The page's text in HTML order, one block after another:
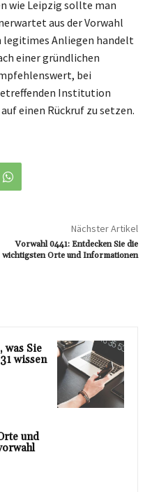
wie Leipzig sollte man
aus der Vorwahl
legitimes Anliegen handelt
einer gründlichen
bei
Institution
einen Rückruf zu setzen.
Nächster Artikel
Vorwahl 0441: Entdecken Sie die
wichtigsten Orte und Informationen
was Sie
wissen
und